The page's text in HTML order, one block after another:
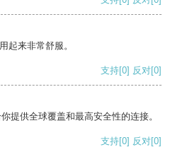
起来非常舒服。
支持[0] 反对[0]
提供全球覆盖和最高安全性的连接。
支持[0] 反对[0]